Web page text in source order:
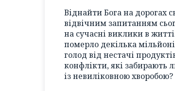
Віднайти Бога на дорогах
відвічним запитанням
на сучасні виклики в
померло декілька
голод від нестачі
конфлікти, які забирають
із невиліковною